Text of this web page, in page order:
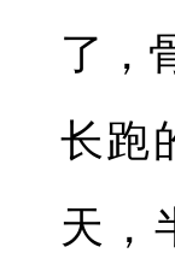
了，
长跑
天，